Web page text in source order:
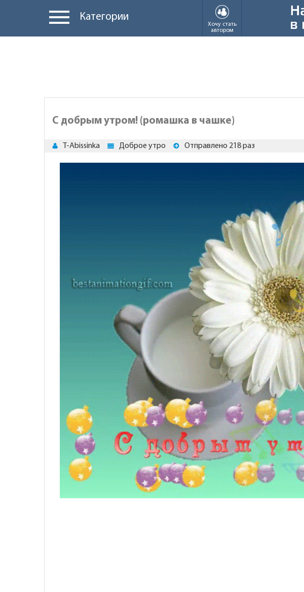
Категории
Хочу стать
автором
С добрым утром! (ромашка в чашке)
T-Abissinka Доброе утро Отправлено 218 раз